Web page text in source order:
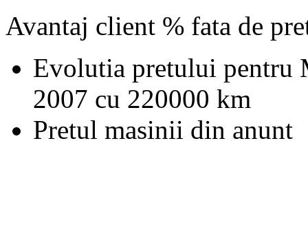
Avantaj client % fata de
Evolutia pretului pentru
2007 cu 220000 km
Pretul masinii din anunt